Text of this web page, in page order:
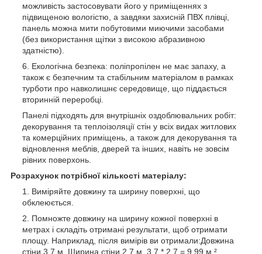
можливість застосовувати його у приміщеннях з
підвищеною вологістю, а завдяки захисній ПВХ плівці,
панель можна мити побутовими миючими засобами
(без використання щітки з високою абразивною
здатністю).
Екологічна безпека: поліпропілен не має запаху, а
також є безпечним та стабільним матеріалом в рамках
турботи про навколишнє середовище, що піддається
вторинній переробці.
Панелі підходять для внутрішніх оздоблювальних робіт:
декорування та теплоізоляції стін у всіх видах житлових
та комерційних приміщень, а також для декорування та
відновлення меблів, дверей та інших, навіть не зовсім
рівних поверхонь.
Розрахунок потрібної кількості матеріалу:
Виміряйте довжину та ширину поверхні, що
обклеюється.
Помножте довжину на ширину кожної поверхні в
метрах і складіть отримані результати, щоб отримати
площу. Наприклад, після вимірів ви отримали:Довжина
стіни 3,7 м. Ширина стіни 2,7 м. 3,7 * 2,7 = 9,99 м ²